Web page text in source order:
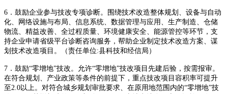
6．鼓励企业参与技改专项诊断。围绕技术改造整体规划、设备与自动
化、网络设施与布局、信息系统、数据管理与应用、生产制造、仓储
物流、精益改善、全过程质量、环境健康安全、能源管控等环节，支
持企业申请省级平台诊断咨询服务，帮助企业制定技术改造方案、谋
划技术改造项目。（责任单位:县科技和经信局）
7．鼓励“零增地”技改。允许“零增地”技改项目先建后验，按需报审。
在符合规划、产业政策等条件的前提下，重点技改项目容积率可提升
至2.0以上。对符合城乡规划审批要求、在原用地范围内的“零增地”技